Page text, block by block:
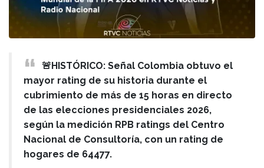
🚨HISTÓRICO: Señal Colombia obtuvo el
mayor rating de su historia durante el
cubrimiento de más de 15 horas en directo
de las elecciones presidenciales 2026,
según la medición RPB ratings del Centro
Nacional de Consultoría, con un rating de
hogares de 64477.